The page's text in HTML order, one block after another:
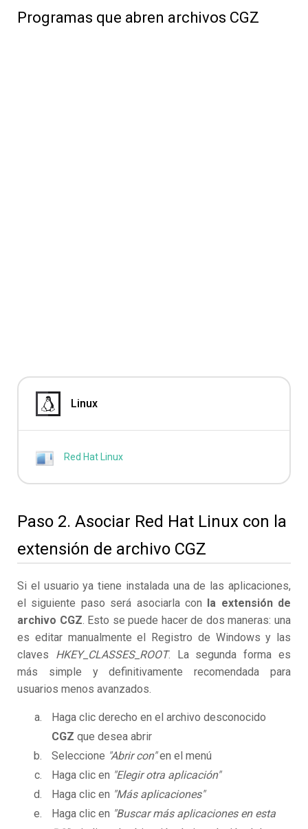
Programas que abren archivos CGZ
Linux
Red Hat Linux
Paso 2. Asociar Red Hat Linux con la
extensión de archivo CGZ
Si el usuario ya tiene instalada una de las aplicaciones,
el siguiente paso será asociarla con la extensión de
archivo CGZ. Esto se puede hacer de dos maneras: una
es editar manualmente el Registro de Windows y las
claves HKEY_CLASSES_ROOT. La segunda forma es
más simple y definitivamente recomendada para
usuarios menos avanzados.
Haga clic derecho en el archivo desconocido
CGZ que desea abrir
Seleccione "Abrir con"en el menú
Haga clic en "Elegir otra aplicación"
Haga clic en "Más aplicaciones"
Haga clic en "Buscar más aplicaciones en esta